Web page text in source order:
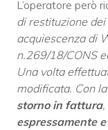
L’operatore però
di restituzione
acquiescenza di
n.269/18/CONS
Una volta
modificata. Con
storno in fattura,
espressamente